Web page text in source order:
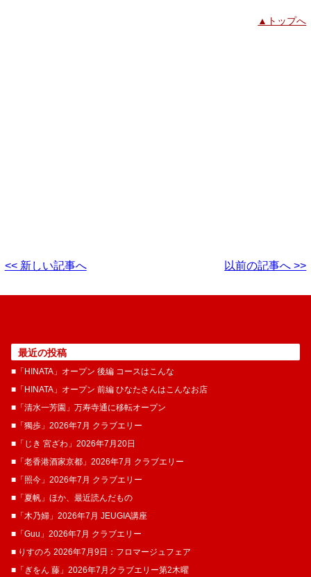
▲トップへ
<< 新しい記事へ 以前の記事へ >>
最近の投稿
■「HINATA」オープン 後編 コースはこんな
■「HINATA」オープン 前編 ひなたさんはこんなお店
■「清水一芳園」万寿寺通に移転オープン
■「獨歩」2026年7月 クラブエリー
■「じき 宮ざわ」2026年7月20日
■「老香港酒家京都」2026年7月 クラブエリー
■「照今」2026年7月 クラブエリー
■「夏帆」ほか、最近読んだもの
■「木乃婦」2026年7月 JEUGIA講座
■「Guu」2026年7月 クラブエリー
■ りすのろ 2026年7月9日：フロマージュフェア
■「ぎをん 藤」2026年7月クラブエリー第2木曜